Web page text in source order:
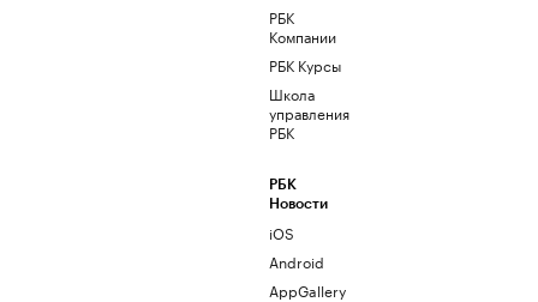
РБК
Компании
РБК Курсы
Школа
управления
РБК
РБК
Новости
iOS
Android
AppGallery